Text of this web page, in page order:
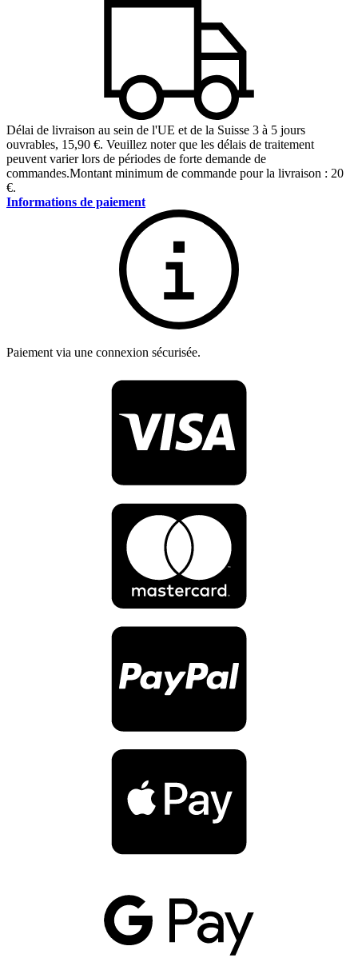
Délai de livraison au sein de l'UE et de la Suisse 3 à 5 jours
ouvrables, 15,90 €. Veuillez noter que les délais de traitement
peuvent varier lors de périodes de forte demande de
commandes.Montant minimum de commande pour la livraison : 20
€.
Informations de paiement
Paiement via une connexion sécurisée.